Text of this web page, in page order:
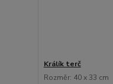
Králík terč
Rozměr: 40 x 33 cm